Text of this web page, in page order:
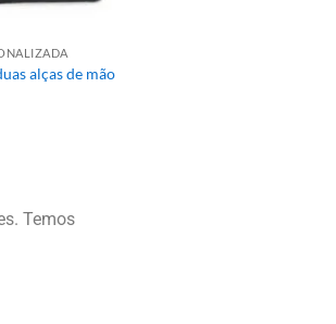
alças de mão
Temos